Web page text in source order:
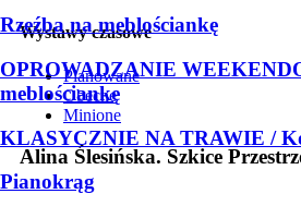
Rzeźba na meblościankę
OPROWADZANIE
meblościankę
KLASYCZNIE NA TRAWIE /
Pianokrąg
Wystawy czasowe
Planowane
Obecne
Minione
Alina Ślesińska. Szkice